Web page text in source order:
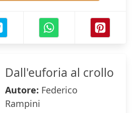
Dall'euforia al crollo
Autore: Federico
Rampini